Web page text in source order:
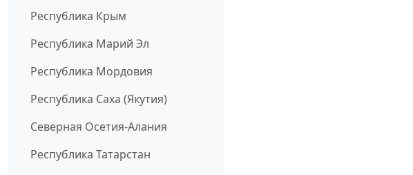
Республика Крым
Республика Марий Эл
Республика Мордовия
Республика Саха (Якутия)
Северная Осетия-Алания
Республика Татарстан